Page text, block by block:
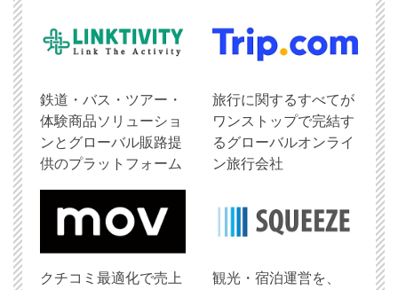
鉄道・バス・ツアー・
体験商品ソリューショ
ンとグローバル販路提
供のプラットフォーム
旅行に関するすべてが
ワンストップで完結す
るグローバルオンライ
ン旅行会社
クチコミ最適化で売上
観光・宿泊運営を、